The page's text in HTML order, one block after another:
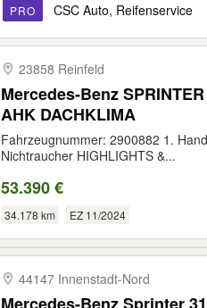
PRO CSC Auto, Reifenservice
23858 Reinfeld
Mercedes-Benz
AHK DACHKLIMA
Fahrzeugnummer: 2900882 1.
Nichtraucher HIGHLIGHTS &...
53.390 €
34.178 km EZ 11/2024
44147 Innenstadt-​Nord